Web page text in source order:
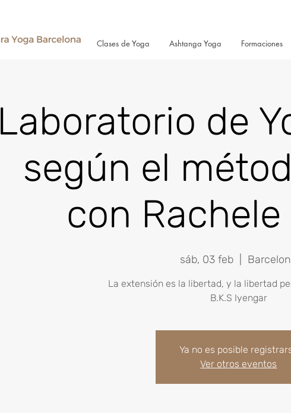
Clases de Yoga Ashtanga Yoga Formaciones
Laboratorio de
según el
con Rachele
sáb, 03 feb
La extensión es la libertad, y la libertad
B.K.S Iyengar
Ya no es posible
Ver otros eventos